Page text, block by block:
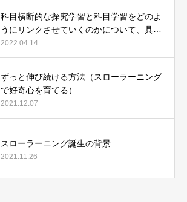
科目横断的な探究学習と科目学習をどのよ
うにリンクさせていくのかについて、具体
例で説明します。
2022.04.14
ずっと伸び続ける方法（スローラーニング
で好奇心を育てる）
2021.12.07
スローラーニング誕生の背景
2021.11.26